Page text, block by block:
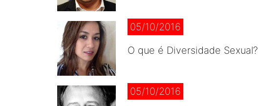
05/10/2016
O que é Diversidade Sexual?
05/10/2016